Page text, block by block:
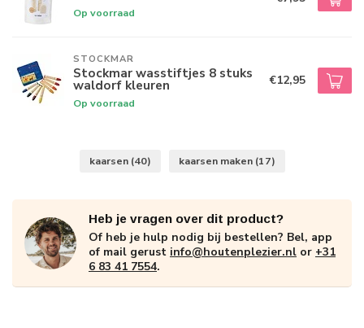
Op voorraad
STOCKMAR
Stockmar wasstiftjes 8 stuks
waldorf kleuren
Op voorraad
€12,95
kaarsen (40) kaarsen maken (17)
Heb je vragen over dit product?
Of heb je hulp nodig bij bestellen? Bel, app
of mail gerust info@houtenplezier.nl or +31
6 83 41 7554.